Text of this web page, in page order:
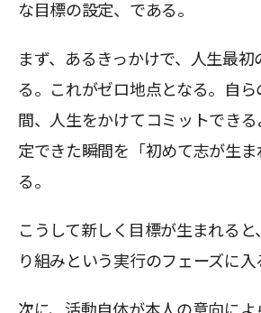
な目標の設定、である。
まず、あるきっかけで、人生最初
る。これがゼロ地点となる。自
間、人生をかけてコミットでき
定できた瞬間を「初めて志が生
る。
こうして新しく目標が生まれる
り組みという実行のフェーズに入